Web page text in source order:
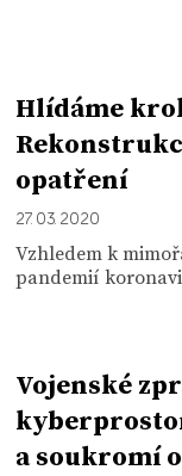
Hlídáme
opatření
27. 03. 2020
Vzhledem k
pandemií
Vojenské
a soukromí